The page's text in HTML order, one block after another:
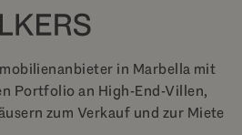
in Marbella mit
Portfolio an High-End-Villen,
zum Verkauf und zur Miete